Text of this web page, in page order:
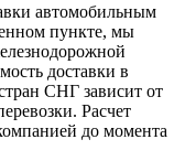
автомобильным
пункте, мы
доставки в
СНГ зависит от
Расчет
до момента